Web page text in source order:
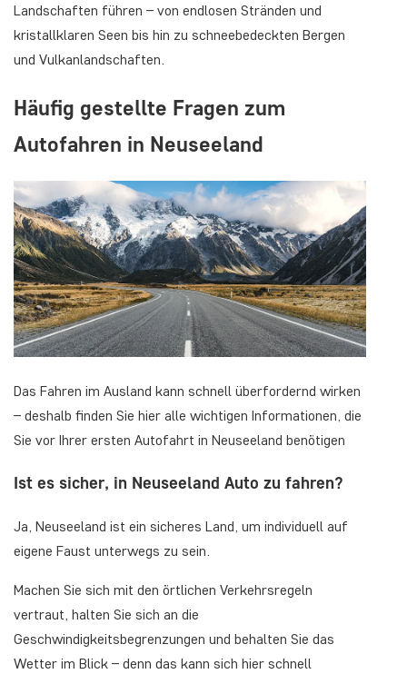
Landschaften führen – von endlosen Stränden und
kristallklaren Seen bis hin zu schneebedeckten Bergen
und Vulkanlandschaften.
Häufig gestellte Fragen zum
Autofahren in Neuseeland
Das Fahren im Ausland kann schnell überfordernd wirken
– deshalb finden Sie hier alle wichtigen Informationen, die
Sie vor Ihrer ersten Autofahrt in Neuseeland benötigen
Ist es sicher, in Neuseeland Auto zu fahren?
Ja, Neuseeland ist ein sicheres Land, um individuell auf
eigene Faust unterwegs zu sein.
Machen Sie sich mit den örtlichen Verkehrsregeln
vertraut, halten Sie sich an die
Geschwindigkeitsbegrenzungen und behalten Sie das
Wetter im Blick – denn das kann sich hier schnell